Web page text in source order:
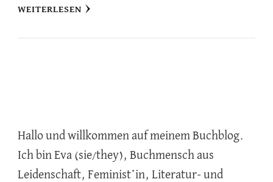
WEITERLESEN
Hallo und willkommen auf meinem Buchblog.
Ich bin Eva (sie/they), Buchmensch aus
Leidenschaft, Feminist*in, Literatur- und